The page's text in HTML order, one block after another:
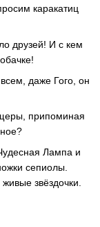
каракатиц
друзей! И с кем
даже Гого, он
припоминая
Лампа и
сепиолы.
звёздочки.